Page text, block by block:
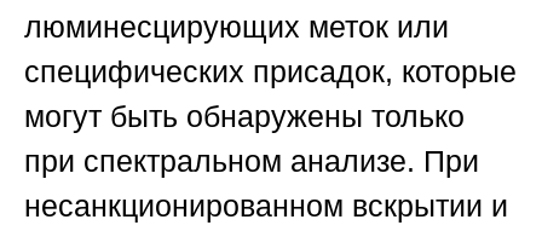
люминесцирующих меток или
специфических присадок, которые
могут быть обнаружены только
при спектральном анализе. При
несанкционированном вскрытии и